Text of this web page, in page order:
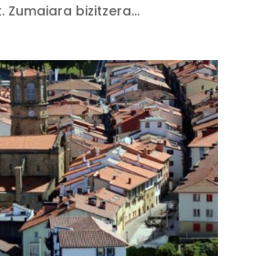
bizitzera...